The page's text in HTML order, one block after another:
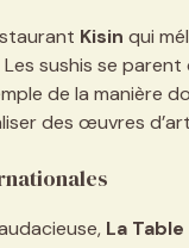
Kisin qui
sushis se
de la manière
des œuvres
La Table